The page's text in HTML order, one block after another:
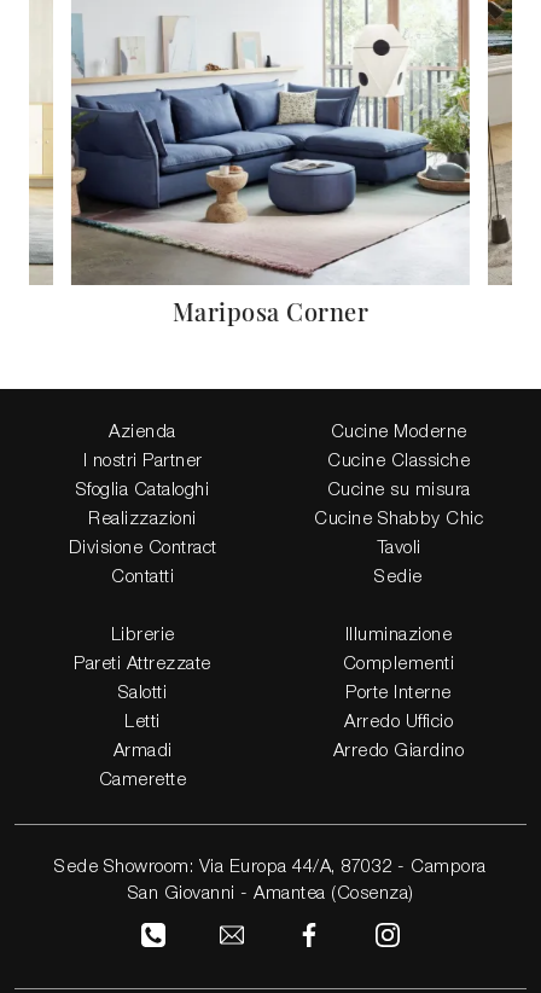
Mariposa Corner
Azienda
I nostri Partner
Sfoglia Cataloghi
Realizzazioni
Divisione Contract
Contatti
Cucine Moderne
Cucine Classiche
Cucine su misura
Cucine Shabby Chic
Tavoli
Sedie
Librerie
Pareti Attrezzate
Salotti
Letti
Armadi
Camerette
Illuminazione
Complementi
Porte Interne
Arredo Ufficio
Arredo Giardino
Sede Showroom: Via Europa 44/A, 87032 - Campora
San Giovanni - Amantea (Cosenza)